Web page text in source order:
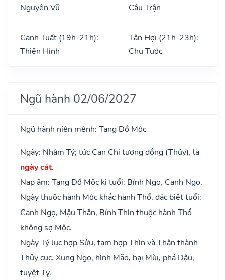
Nguyên Vũ
Câu Trận
Canh Tuất (19h-21h):
Thiên Hình
Tân Hợi (21h-23h):
Chu Tước
Ngũ hành 02/06/2027
Ngũ hành niên mệnh: Tang Đồ Mộc
Ngày: Nhâm Tý; tức Can Chi tương đồng (Thủy), là
ngày cát.
Nạp âm: Tang Đồ Mộc kị tuổi: Bính Ngọ, Canh Ngọ.
Ngày thuộc hành Mộc khắc hành Thổ, đặc biệt tuổi:
Canh Ngọ, Mậu Thân, Bính Thìn thuộc hành Thổ
không sợ Mộc.
Ngày Tý lục hợp Sửu, tam hợp Thìn và Thân thành
Thủy cục. Xung Ngọ, hình Mão, hại Mùi, phá Dậu,
tuyệt Tỵ.